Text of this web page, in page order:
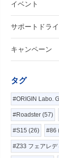
イベント
サポートドラ
キャンペーン
タグ
#ORIGIN Labo.
#Roadster (57)
#S15 (26) #86
#Z33 フェアレデ